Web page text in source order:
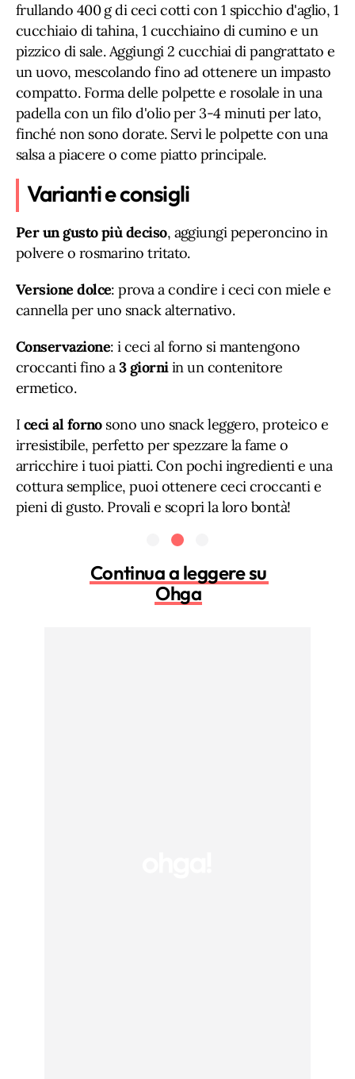
frullando 400 g di ceci cotti con 1 spicchio d'aglio, 1
cucchiaio di tahina, 1 cucchiaino di cumino e un
pizzico di sale. Aggiungi 2 cucchiai di pangrattato e
un uovo, mescolando fino ad ottenere un impasto
compatto. Forma delle polpette e rosolale in una
padella con un filo d'olio per 3-4 minuti per lato,
finché non sono dorate. Servi le polpette con una
salsa a piacere o come piatto principale.
Varianti e consigli
Per un gusto più deciso, aggiungi peperoncino in
polvere o rosmarino tritato.
Versione dolce: prova a condire i ceci con miele e
cannella per uno snack alternativo.
Conservazione: i ceci al forno si mantengono
croccanti fino a3 giorniin un contenitore
ermetico.
I ceci al fornosono uno snack leggero, proteico e
irresistibile, perfetto per spezzare la fame o
arricchire i tuoi piatti. Con pochi ingredienti e una
cottura semplice, puoi ottenere ceci croccanti e
pieni di gusto. Provali e scopri la loro bontà!
Continua a leggere su
Ohga